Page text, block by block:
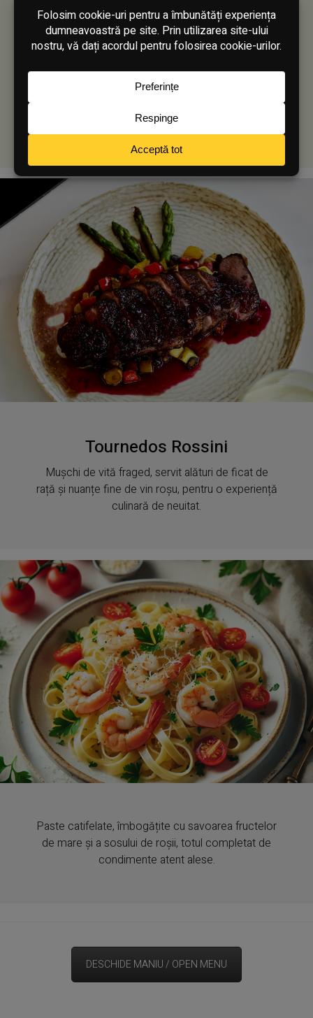
File de somon în crustă de
susan
Contrast rafinat între crocant și fraged, cu note
fiecare îmbucătură.
Tournedos Rossini
Mușchi de vită fraged, servit alături de ficat de
rață și nuanțe fine de vin roșu, pentru o experiență
culinară de neuitat.
Paste catifelate, îmbogățite cu savoarea fructelor
de mare și a sosului de roșii, totul completat de
condimente atent alese.
DESCHIDE MANIU / OPEN MENU